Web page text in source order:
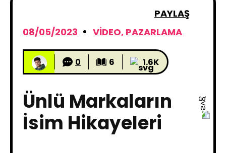
PAYLAŞ
08/05/2023
VIDEO, PAZARLAMA
0 6 1.6K
Ünlü Markaların
İsim Hikayeleri